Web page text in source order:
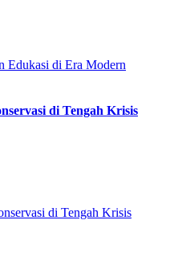
di Tengah Krisis